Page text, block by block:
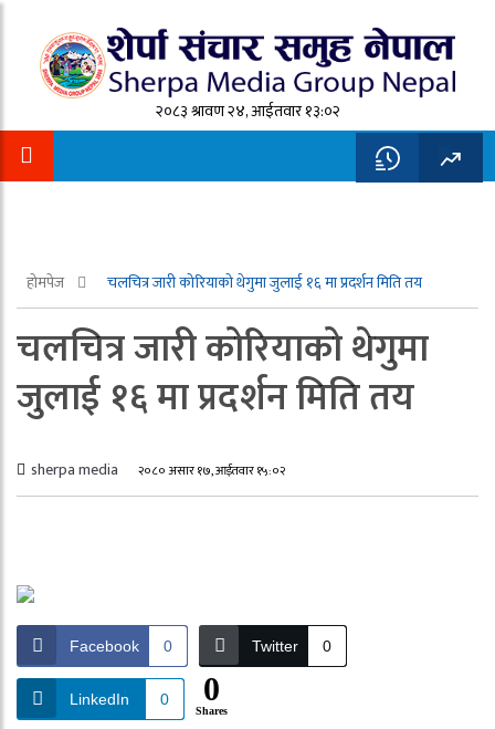
२०८३ श्रावण २४, आईतवार १३:०२
होमपेज चलचित्र जारी कोरियाको थेगुमा जुलाई १६ मा प्रदर्शन मिति तय
चलचित्र जारी कोरियाको थेगुमा
जुलाई १६ मा प्रदर्शन मिति तय
sherpa media २०८० असार १७, आईतवार १५:०२
Facebook 0 Twitter 0
LinkedIn 0 0
Shares